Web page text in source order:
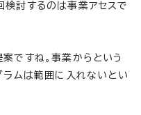
検討するのは事業アセスで
ですね。事業からという
ラムは範囲に入れないとい